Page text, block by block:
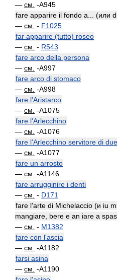
— см. -A945
fare apparire il fondo a... (или
— см. - F1025
far apparire (tutto) roseo
— см. - R543
fare arco della persona
— см. -A997
fare arco di stomaco
— см. -A998
fare l'Aristarco
— см. -A1075
fare l'Arlecchino
— см. -A1076
fare l'Arlecchino servitore di
— см. -A1077
fare un arrosto
— см. -A1146
fare arrugginire i denti
— см. - D171
fare l'arte di Michelaccio (и iu
mangiare, bere e an iare a
— см. - M1382
fare con l'ascia
— см. -A1182
farsi asina
— см. -A1190